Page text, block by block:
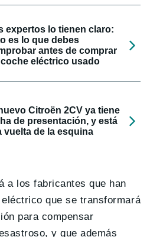
expertos lo tienen claro:
es lo que debes
antes de comprar
eléctrico usado
Citroën 2CV ya tiene
de presentación, y está
vuelta de la esquina
a los fabricantes que han
que se transformará
para compensar
y que además